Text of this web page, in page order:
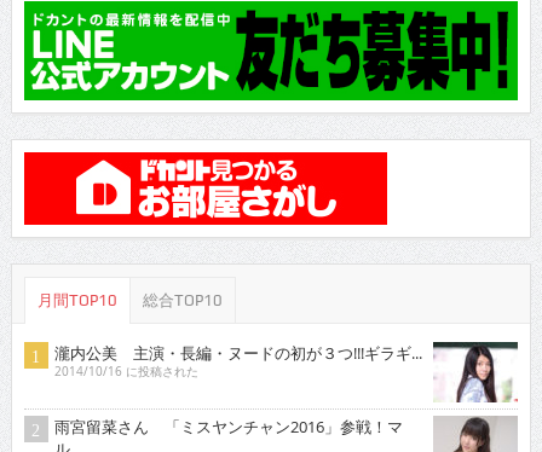
月間TOP10 総合TOP10
瀧内公美 主演・長編・ヌードの初が３つ!!!ギラギ...
2014/10/16 に投稿された
雨宮留菜さん 「ミスヤンチャン2016」参戦！マ